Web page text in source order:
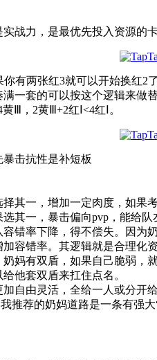
战力，是最优先投入资源的
有两张红3就可以开始换
一套的可以按这个逻辑来做替
Ⅲ，2黄Ⅲ+2红Ⅰ<4红Ⅰ。
击抗性是补短板
其一，增加一定肉度，如果
其一，暴击偏向pvp，能给
错率下降，得不偿失。因
容错率。其逻辑就是合理化
妈有双盾，如果自己脆弱
他套双盾来扛住点名。
自由灵活，全给一人或分
推荐的奶妈道路是一条有